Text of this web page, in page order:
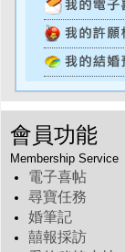
會員功能
Membership Service
電子喜帖
尋寶任務
婚筆記
囍報採訪